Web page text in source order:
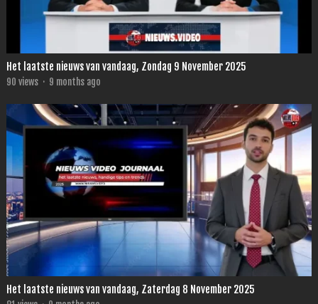
Het laatste nieuws van vandaag, Zondag 9 November 2025
90 views · 9 months ago
Het laatste nieuws van vandaag, Zaterdag 8 November 2025